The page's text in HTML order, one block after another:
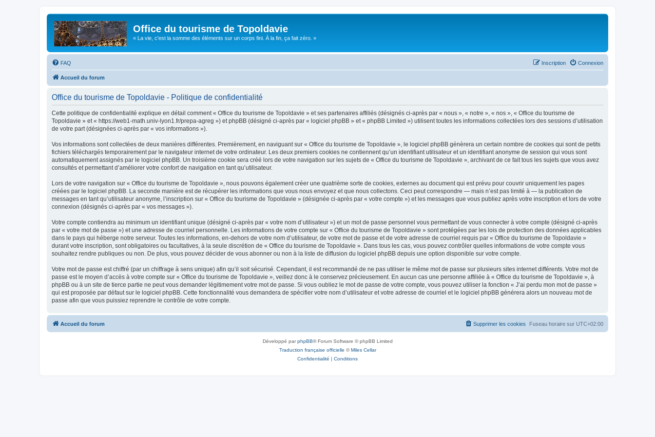
Office du tourisme de Topoldavie
« La vie, c'est la somme des éléments sur un corps fini. À la fin, ça fait zéro. »
FAQ Connexion
Inscription
Accueil du forum
Office du tourisme de Topoldavie - Politique de confidentialité
Cette politique de confidentialité explique en détail comment « Office du tourisme de Topoldavie » et ses partenaires affiliés (désignés ci-après par « nous », « notre », « nos », « Office du tourisme de
Topoldavie » et « https://web1-math.univ-lyon1.fr/prepa-agreg ») et phpBB (désigné ci-après par « logiciel phpBB » et « phpBB Limited ») utilisent toutes les informations collectées lors des sessions d’utilisation
de votre part (désignées ci-après par « vos informations »).
Vos informations sont collectées de deux manières différentes. Premièrement, en naviguant sur « Office du tourisme de Topoldavie », le logiciel phpBB génèrera un certain nombre de cookies qui sont de petits
fichiers téléchargés temporairement par le navigateur internet de votre ordinateur. Les deux premiers cookies ne contiennent qu’un identifiant utilisateur et un identifiant anonyme de session qui vous sont
automatiquement assignés par le logiciel phpBB. Un troisième cookie sera créé lors de votre navigation sur les sujets de « Office du tourisme de Topoldavie », archivant de ce fait tous les sujets que vous avez
consultés et permettant d’améliorer votre confort de navigation en tant qu’utilisateur.
Lors de votre navigation sur « Office du tourisme de Topoldavie », nous pouvons également créer une quatrième sorte de cookies, externes au document qui est prévu pour couvrir uniquement les pages
créées par le logiciel phpBB. La seconde manière est de récupérer les informations que vous nous envoyez et que nous collectons. Ceci peut correspondre — mais n’est pas limité à — la publication de
messages en tant qu’utilisateur anonyme, l’inscription sur « Office du tourisme de Topoldavie » (désignée ci-après par « votre compte ») et les messages que vous publiez après votre inscription et lors de votre
connexion (désignés ci-après par « vos messages »).
Votre compte contiendra au minimum un identifiant unique (désigné ci-après par « votre nom d’utilisateur ») et un mot de passe personnel vous permettant de vous connecter à votre compte (désigné ci-après
par « votre mot de passe ») et une adresse de courriel personnelle. Les informations de votre compte sur « Office du tourisme de Topoldavie » sont protégées par les lois de protection des données applicables
dans le pays qui héberge notre serveur. Toutes les informations, en-dehors de votre nom d’utilisateur, de votre mot de passe et de votre adresse de courriel requis par « Office du tourisme de Topoldavie »
durant votre inscription, sont obligatoires ou facultatives, à la seule discrétion de « Office du tourisme de Topoldavie ». Dans tous les cas, vous pouvez contrôler quelles informations de votre compte vous
souhaitez rendre publiques ou non. De plus, vous pouvez décider de vous abonner ou non à la liste de diffusion du logiciel phpBB depuis une option disponible sur votre compte.
Votre mot de passe est chiffré (par un chiffrage à sens unique) afin qu’il soit sécurisé. Cependant, il est recommandé de ne pas utiliser le même mot de passe sur plusieurs sites internet différents. Votre mot de
passe est le moyen d’accès à votre compte sur « Office du tourisme de Topoldavie », veillez donc à le conservez précieusement. En aucun cas une personne affiliée à « Office du tourisme de Topoldavie », à
phpBB ou à un site de tierce partie ne peut vous demander légitimement votre mot de passe. Si vous oubliez le mot de passe de votre compte, vous pouvez utiliser la fonction « J’ai perdu mon mot de passe »
qui est proposée par défaut sur le logiciel phpBB. Cette fonctionnalité vous demandera de spécifier votre nom d’utilisateur et votre adresse de courriel et le logiciel phpBB générera alors un nouveau mot de
passe afin que vous puissiez reprendre le contrôle de votre compte.
Accueil du forum Fuseau horaire sur UTC+02:00
Supprimer les cookies
Développé parphpBB® Forum Software © phpBB Limited
Traduction française officielle ©Miles Cellar
Confidentialité | Conditions